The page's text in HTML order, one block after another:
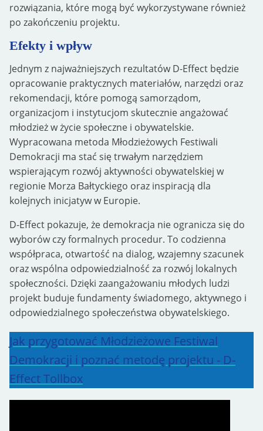
rozwiązania, które mogą być wykorzystywane również
po zakończeniu projektu.
Efekty i wpływ
Jednym z najważniejszych rezultatów D-Effect będzie
opracowanie praktycznych materiałów, narzędzi oraz
rekomendacji, które pomogą samorządom,
organizacjom i instytucjom skutecznie angażować
młodzież w życie społeczne i obywatelskie.
Wypracowana metoda Młodzieżowych Festiwali
Demokracji ma stać się trwałym narzędziem
wspierającym rozwój aktywności obywatelskiej w
regionie Morza Bałtyckiego oraz inspiracją dla
kolejnych inicjatyw w Europie.
D-Effect pokazuje, że demokracja nie ogranicza się do
wyborów czy formalnych procedur. To codzienna
współpraca, otwartość na dialog, wzajemny szacunek
oraz wspólna odpowiedzialność za rozwój lokalnych
społeczności. Dzięki zaangażowaniu młodych ludzi
projekt buduje fundamenty świadomego, aktywnego i
odpowiedzialnego społeczeństwa obywatelskiego.
Jak przygotować Młodzieżowe Festiwal
Demokracji i poznać metodę projektu - D-
Effect Tollbox